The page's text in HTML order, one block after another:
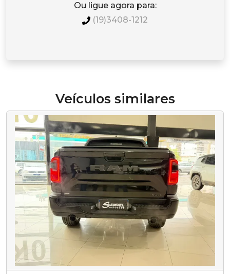
Ou ligue agora para:
(19)3408-1212
Veículos similares